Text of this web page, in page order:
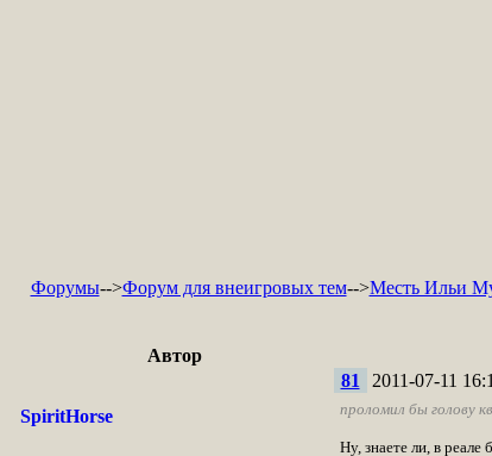
Форумы-->Форум для внеигровых тем-->Месть Ильи
Автор
SpiritHorse
81 2011-07-11
проломил бы голову
Ну, знаете ли, в реале